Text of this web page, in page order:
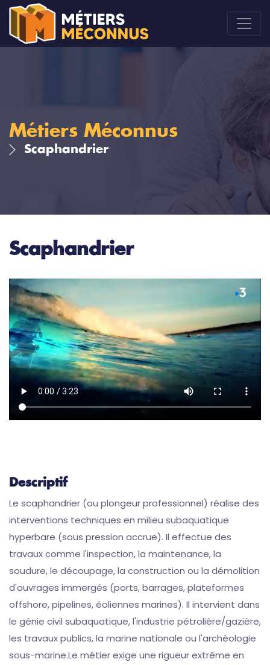
Métiers Méconnus
Scaphandrier
Scaphandrier
Descriptif
Le scaphandrier (ou plongeur professionnel) réalise des
interventions techniques en milieu subaquatique
hyperbare (sous pression accrue). Il effectue des
travaux comme l'inspection, la maintenance, la
soudure, le découpage, la construction ou la démolition
d'ouvrages immergés (ports, barrages, plateformes
offshore, pipelines, éoliennes marines). Il intervient dans
le génie civil subaquatique, l'industrie pétrolière/gazière,
les travaux publics, la marine nationale ou l'archéologie
sous-marine.Le métier exige une rigueur extrême en